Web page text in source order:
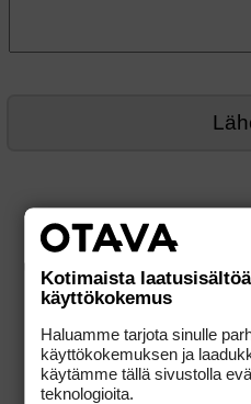
Kotimaista
käyttökokemus
Haluamme tarjota sinulle
käyttökokemuksen ja
käytämme tällä sivustolla
teknologioita.